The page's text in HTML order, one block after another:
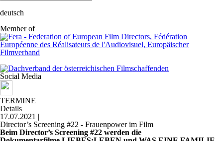
deutsch
Member of
Social Media
TERMINE
Details
17.07.2021 |
Director’s Screening #22 - Frauenpower im Film
Beim Director’s Screening #22 werden die